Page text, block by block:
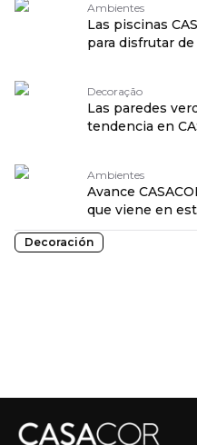
Ambientes
Las piscinas
para disfrutar
Decoração
Las paredes
tendencia en
Ambientes
Avance
que viene en
Decoración